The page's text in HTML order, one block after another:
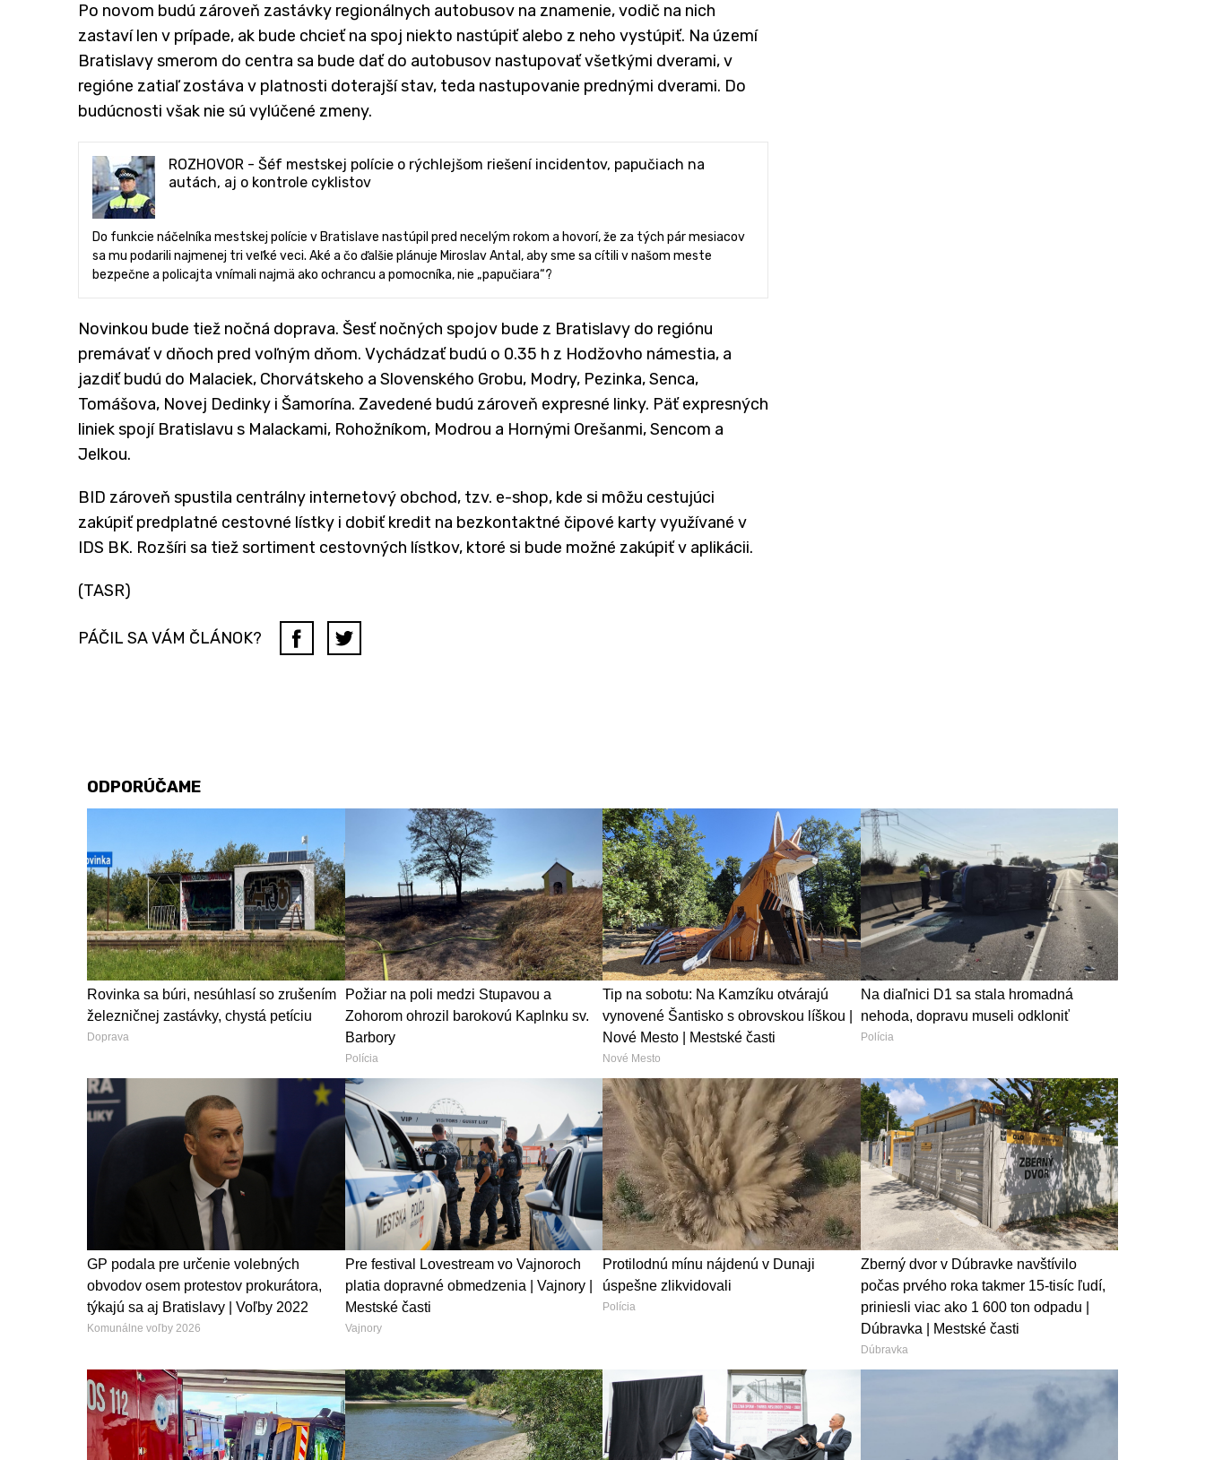
Po novom budú zároveň zastávky regionálnych autobusov na znamenie, vodič na nich
zastaví len v prípade, ak bude chcieť na spoj niekto nastúpiť alebo z neho vystúpiť. Na území
Bratislavy smerom do centra sa bude dať do autobusov nastupovať všetkými dverami, v
regióne zatiaľ zostáva v platnosti doterajší stav, teda nastupovanie prednými dverami. Do
budúcnosti však nie sú vylúčené zmeny.
ROZHOVOR - Šéf mestskej polície o rýchlejšom riešení incidentov, papučiach na
autách, aj o kontrole cyklistov
Do funkcie náčelníka mestskej polície v Bratislave nastúpil pred necelým rokom a hovorí, že za tých pár mesiacov
sa mu podarili najmenej tri veľké veci. Aké a čo ďalšie plánuje Miroslav Antal, aby sme sa cítili v našom meste
bezpečne a policajta vnímali najmä ako ochrancu a pomocníka, nie „papučiara“?
Novinkou bude tiež nočná doprava. Šesť nočných spojov bude z Bratislavy do regiónu
premávať v dňoch pred voľným dňom. Vychádzať budú o 0.35 h z Hodžovho námestia, a
jazdiť budú do Malaciek, Chorvátskeho a Slovenského Grobu, Modry, Pezinka, Senca,
Tomášova, Novej Dedinky i Šamorína. Zavedené budú zároveň expresné linky. Päť expresných
liniek spojí Bratislavu s Malackami, Rohožníkom, Modrou a Hornými Orešanmi, Sencom a
Jelkou.
BID zároveň spustila centrálny internetový obchod, tzv. e-shop, kde si môžu cestujúci
zakúpiť predplatné cestovné lístky i dobiť kredit na bezkontaktné čipové karty využívané v
IDS BK. Rozšíri sa tiež sortiment cestovných lístkov, ktoré si bude možné zakúpiť v aplikácii.
(TASR)
PÁČIL SA VÁM ČLÁNOK?
ODPORÚČAME
Rovinka sa búri, nesúhlasí so zrušením
železničnej zastávky, chystá petíciu
Doprava
Požiar na poli medzi Stupavou a
Zohorom ohrozil barokovú Kaplnku sv.
Barbory
Polícia
Tip na sobotu: Na Kamzíku otvárajú
vynovené Šantisko s obrovskou líškou |
Nové Mesto | Mestské časti
Nové Mesto
Na diaľnici D1 sa stala hromadná
nehoda, dopravu museli odkloniť
Polícia
GP podala pre určenie volebných
obvodov osem protestov prokurátora,
týkajú sa aj Bratislavy | Voľby 2022
Komunálne voľby 2026
Pre festival Lovestream vo Vajnoroch
platia dopravné obmedzenia | Vajnory |
Mestské časti
Vajnory
Protilodnú mínu nájdenú v Dunaji
úspešne zlikvidovali
Polícia
Zberný dvor v Dúbravke navštívilo
počas prvého roka takmer 15-tisíc ľudí,
priniesli viac ako 1 600 ton odpadu |
Dúbravka | Mestské časti
Dúbravka